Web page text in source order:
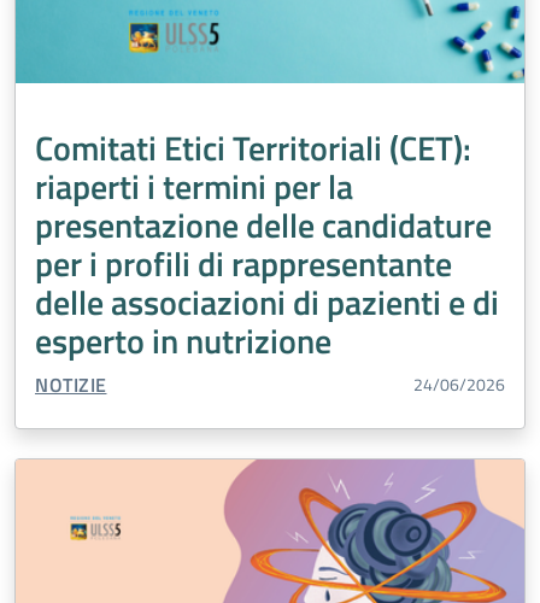
Comitati Etici Territoriali (CET):
riaperti i termini per la
presentazione delle candidature
per i profili di rappresentante
delle associazioni di pazienti e di
esperto in nutrizione
TIPO CONTENUTO:
NOTIZIE 24/06/2026